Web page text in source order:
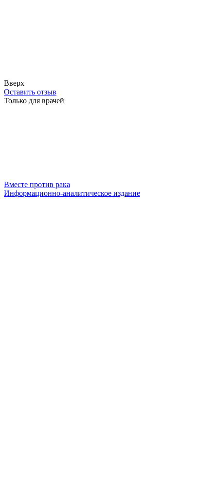
Вверх
Оставить отзыв
Только для врачей
Вместе против рака
Информационно-аналитическое издание